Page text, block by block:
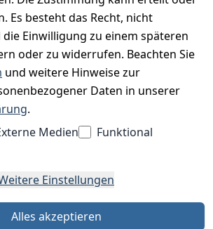
Es besteht das Recht, nicht
Einwilligung zu einem späteren
oder zu widerrufen. Beachten Sie
und weitere Hinweise zur
Daten in unserer
.
Medien
Funktional
Einstellungen
Alles akzeptieren